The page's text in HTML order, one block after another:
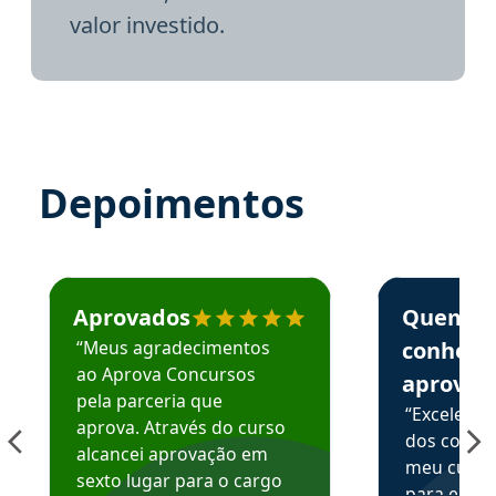
valor investido.
Depoimentos
Estudante José recomenda o Aprova Concursos em
Aprovados
“Meus agradecimentos
ao Aprova Concursos
pela parceria que
aprova. Através do curso
alcancei aprovação em
sexto lugar para o cargo
Estudante
Quem
aprova
dos
meu